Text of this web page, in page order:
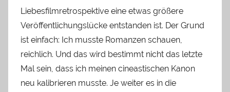
Liebesfilmretrospektive eine etwas größere
Veröffentlichungslücke entstanden ist. Der Grund
ist einfach: Ich musste Romanzen schauen,
reichlich. Und das wird bestimmt nicht das letzte
Mal sein, dass ich meinen cineastischen Kanon
neu kalibrieren musste. Je weiter es in die